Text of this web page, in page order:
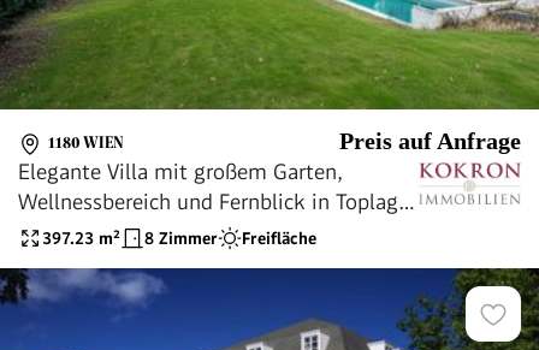
1180 WIEN Preis auf Anfrage
Elegante Villa mit großem Garten,
Wellnessbereich und Fernblick in Toplage
von Währing
397.23 m² 8 Zimmer Freifläche